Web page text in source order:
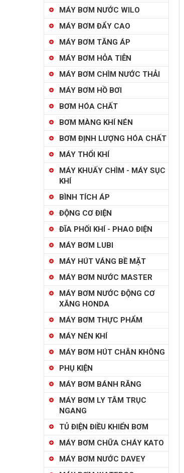
MÁY BƠM NƯỚC WILO
MÁY BƠM ĐẨY CAO
MÁY BƠM TĂNG ÁP
MÁY BƠM HỎA TIỄN
MÁY BƠM CHÌM NƯỚC THẢI
MÁY BƠM HỒ BƠI
BƠM HÓA CHẤT
BƠM MÀNG KHÍ NÉN
BƠM ĐỊNH LƯỢNG HÓA CHẤT
MÁY THỔI KHÍ
MÁY KHUẤY CHÌM - MÁY SỤC
KHÍ
BÌNH TÍCH ÁP
ĐỘNG CƠ ĐIỆN
ĐĨA PHỐI KHÍ - PHAO ĐIỆN
MÁY BƠM LUBI
MÁY HÚT VÁNG BỀ MẶT
MÁY BƠM NƯỚC MASTER
MÁY BƠM NƯỚC ĐỘNG CƠ
XĂNG HONDA
MÁY BƠM THỰC PHẨM
MÁY NÉN KHÍ
MÁY BƠM HÚT CHÂN KHÔNG
PHỤ KIỆN
MÁY BƠM BÁNH RĂNG
MÁY BƠM LY TÂM TRỤC
NGANG
TỦ ĐIỆN ĐIỀU KHIỂN BƠM
MÁY BƠM CHỮA CHÁY KATO
MÁY BƠM NƯỚC DAVEY